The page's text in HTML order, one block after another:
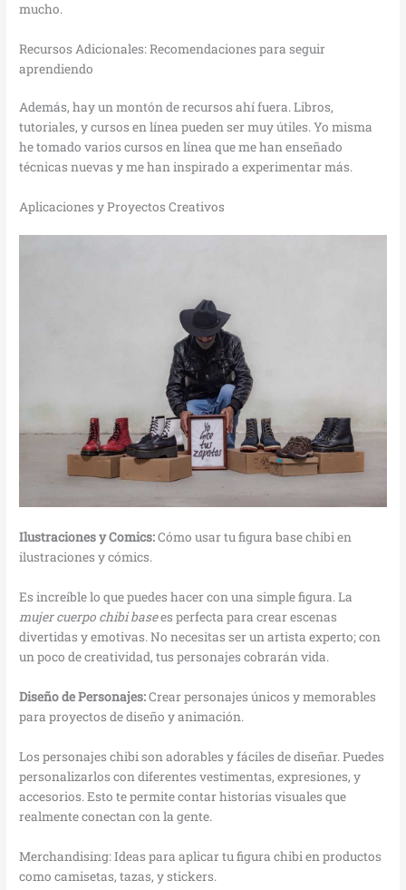
mucho.
Recursos Adicionales: Recomendaciones para seguir
aprendiendo
Además, hay un montón de recursos ahí fuera. Libros,
tutoriales, y cursos en línea pueden ser muy útiles. Yo misma
he tomado varios cursos en línea que me han enseñado
técnicas nuevas y me han inspirado a experimentar más.
Aplicaciones y Proyectos Creativos
Ilustraciones y Comics:Cómo usar tu figura base chibi en
ilustraciones y cómics.
Es increíble lo que puedes hacer con una simple figura. La
mujer cuerpo chibi basees perfecta para crear escenas
divertidas y emotivas. No necesitas ser un artista experto; con
un poco de creatividad, tus personajes cobrarán vida.
Diseño de Personajes:Crear personajes únicos y memorables
para proyectos de diseño y animación.
Los personajes chibi son adorables y fáciles de diseñar. Puedes
personalizarlos con diferentes vestimentas, expresiones, y
accesorios. Esto te permite contar historias visuales que
realmente conectan con la gente.
Merchandising: Ideas para aplicar tu figura chibi en productos
como camisetas, tazas, y stickers.